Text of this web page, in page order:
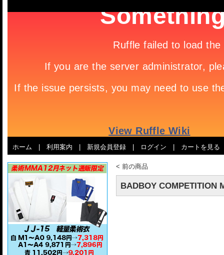
ホーム 利用案内 新規会員登録 ログイン カートを見る
< 前の商品
BADBOY COMPETITION